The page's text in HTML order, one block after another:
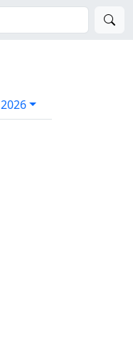
2026